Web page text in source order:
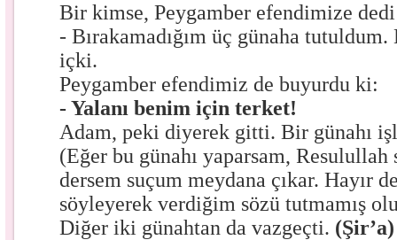
Bir kimse, Peygamber efendimize
- Bırakamadığım üç günaha
içki.
Peygamber efendimiz de buyurdu ki:
- Yalanı benim için terket!
Adam, peki diyerek gitti. Bir günahı
(Eğer bu günahı yaparsam, Resulullah
dersem suçum meydana çıkar. Hayır
söyleyerek verdiğim sözü tutmamış
Diğer iki günahtan da vazgeçti. (Şir’a)